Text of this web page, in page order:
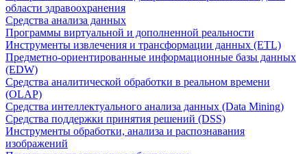
области здравоохранения
Средства анализа данных
Программы виртуальной и дополненной реальности
Инструменты извлечения и трансформации данных (ETL)
Предметно-ориентированные информационные базы данных
(EDW)
Средства аналитической обработки в реальном времени
(OLAP)
Средства интеллектуального анализа данных (Data Mining)
Средства поддержки принятия решений (DSS)
Инструменты обработки, анализа и распознавания
изображений